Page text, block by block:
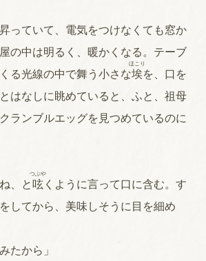
っていて、電気をつけなくても窓か
の中は明るく、暖かくなる。テーブ
る光線の中で舞う小さな埃
ほこり
を、口を
はなしに眺めていると、ふと、祖母
ランブルエッグを見つめているのに
、と呟
つぶや
くように言って口に含む。す
してから、美味しそうに目を細め
たから」